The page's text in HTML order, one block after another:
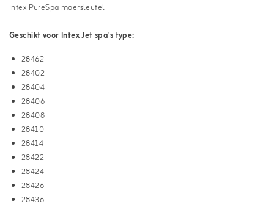
Intex PureSpa moersleutel
Geschikt voor Intex Jet spa's type:
28462
28402
28404
28406
28408
28410
28414
28422
28424
28426
28436